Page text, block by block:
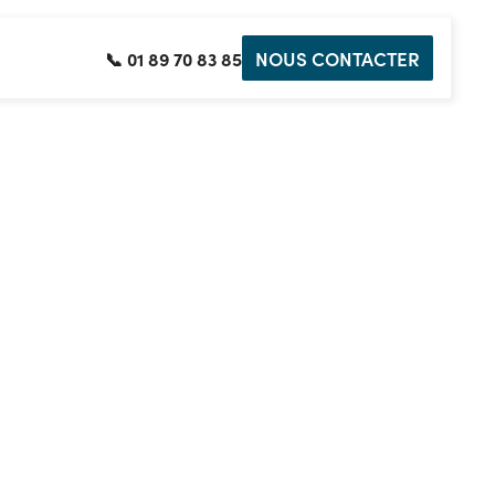
📞 01 89 70 83 85 NOUS CONTACTER